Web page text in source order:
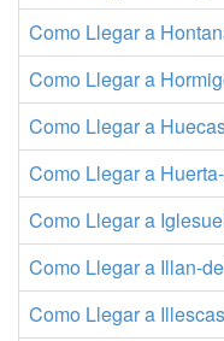
Como Llegar a
Como Llegar a
Como Llegar a
Como Llegar a
Como Llegar a
Como Llegar a Illan-
Como Llegar a Illescas